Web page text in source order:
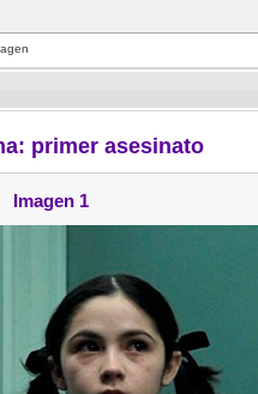
primer asesinato
Imagen 1